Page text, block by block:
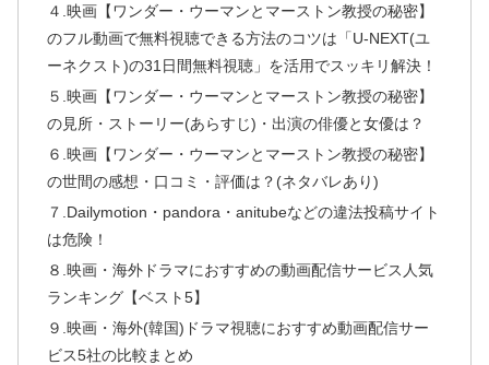
４.映画【ワンダー・ウーマンとマーストン教授の秘密】
のフル動画で無料視聴できる方法のコツは「U-NEXT(ユ
ーネクスト)の31日間無料視聴」を活用でスッキリ解決！
５.映画【ワンダー・ウーマンとマーストン教授の秘密】
の見所・ストーリー(あらすじ)・出演の俳優と女優は？
６.映画【ワンダー・ウーマンとマーストン教授の秘密】
の世間の感想・口コミ・評価は？(ネタバレあり)
７.Dailymotion・pandora・anitubeなどの違法投稿サイト
は危険！
８.映画・海外ドラマにおすすめの動画配信サービス人気
ランキング【ベスト5】
９.映画・海外(韓国)ドラマ視聴におすすめ動画配信サー
ビス5社の比較まとめ